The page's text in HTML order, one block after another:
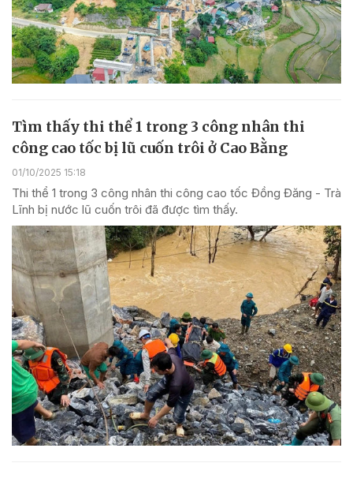
Tìm thấy thi thể 1 trong 3 công nhân thi
công cao tốc bị lũ cuốn trôi ở Cao Bằng
01/10/2025 15:18
Thi thể 1 trong 3 công nhân thi công cao tốc Đồng Đăng - Trà
Lĩnh bị nước lũ cuốn trôi đã được tìm thấy.